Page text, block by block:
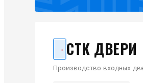
СТК ДВЕРИ
Производство входных